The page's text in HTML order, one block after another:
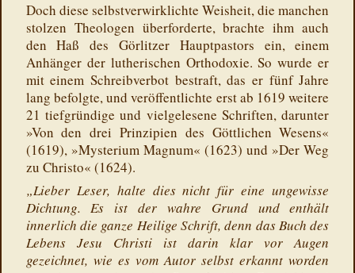
Doch diese selbstverwirklichte Weisheit, die manchen
stolzen Theologen überforderte, brachte ihm auch
den Haß des Görlitzer Hauptpastors ein, einem
Anhänger der lutherischen Orthodoxie. So wurde er
mit einem Schreibverbot bestraft, das er fünf Jahre
lang befolgte, und veröffentlichte erst ab 1619 weitere
21 tiefgründige und vielgelesene Schriften, darunter
»Von den drei Prinzipien des Göttlichen Wesens«
(1619), »Mysterium Magnum« (1623) und »Der Weg
zu Christo« (1624).
„Lieber Leser, halte dies nicht für eine ungewisse
Dichtung. Es ist der wahre Grund und enthält
innerlich die ganze Heilige Schrift, denn das Buch des
Lebens Jesu Christi ist darin klar vor Augen
gezeichnet, wie es vom Autor selbst erkannt worden